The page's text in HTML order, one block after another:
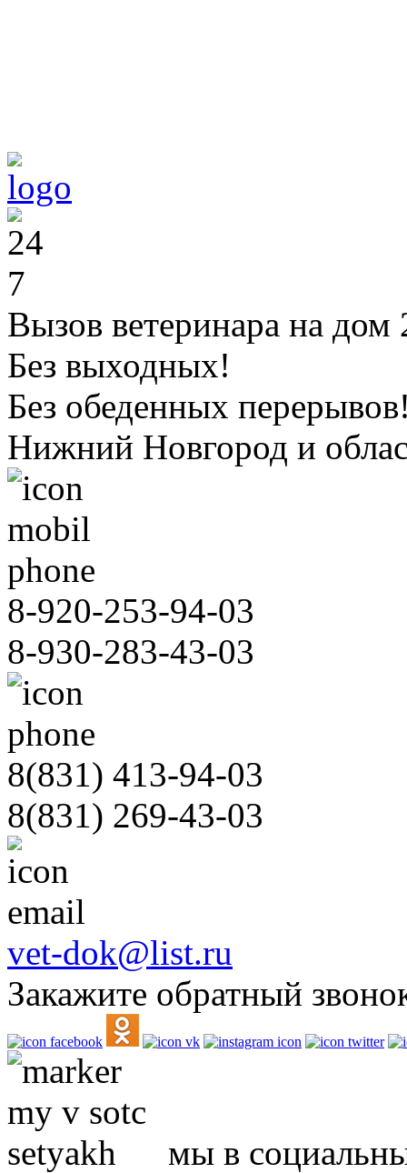
Вызов ветеринара на дом
Без выходных!
Без обеденных
Нижний Новгород и
8-920-253-94-03
8-930-283-43-03
8(831) 413-94-03
8(831) 269-43-03
vet-dok@list.ru
Закажите обратный
мы в